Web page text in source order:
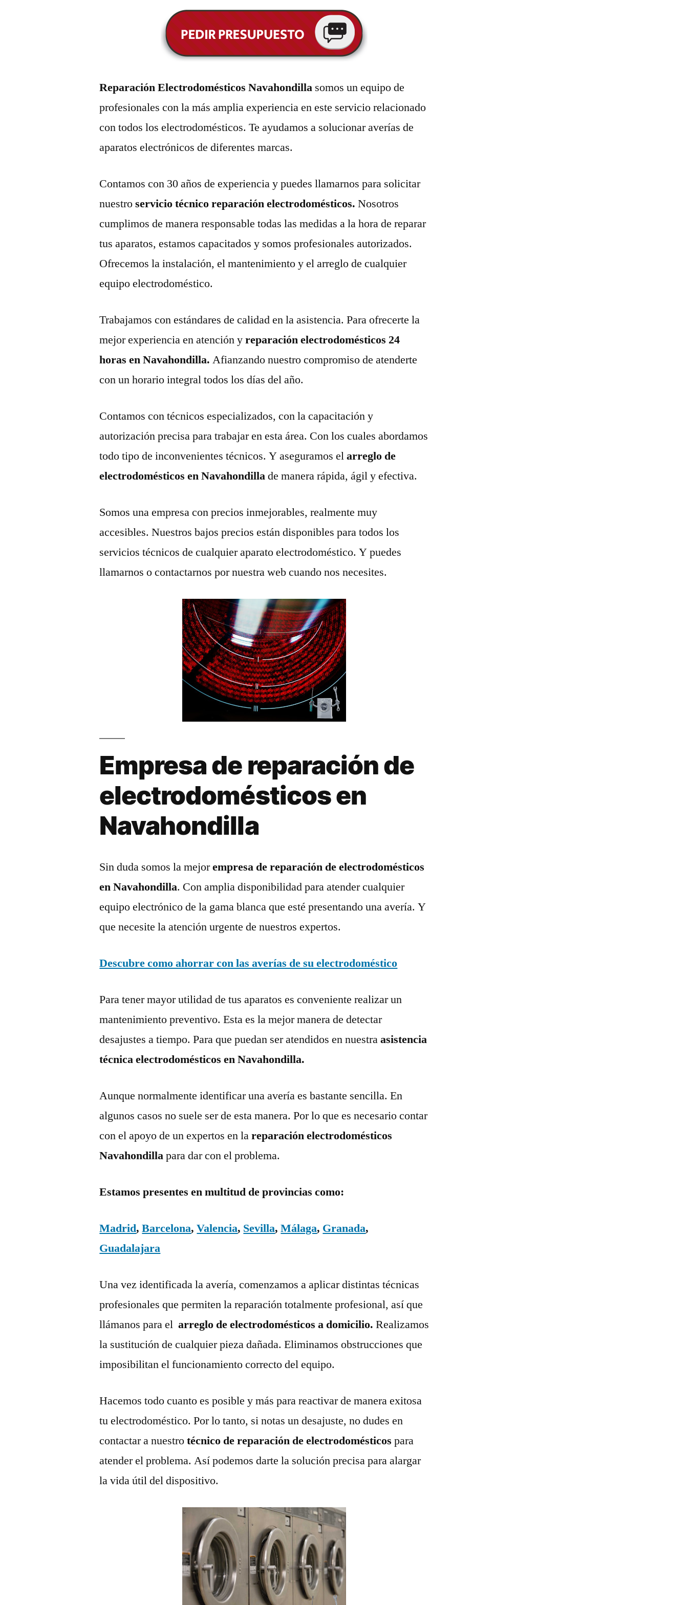
Reparación Electrodomésticos Navahondilla somos un equipo de
profesionales con la más amplia experiencia en este servicio relacionado
con todos los electrodomésticos. Te ayudamos a solucionar averías de
aparatos electrónicos de diferentes marcas.
Contamos con 30 años de experiencia y puedes llamarnos para solicitar
nuestroservicio técnico reparación electrodomésticos.Nosotros
cumplimos de manera responsable todas las medidas a la hora de reparar
tus aparatos, estamos capacitados y somos profesionales autorizados.
Ofrecemos la instalación, el mantenimiento y el arreglo de cualquier
equipo electrodoméstico.
Trabajamos con estándares de calidad en la asistencia. Para ofrecerte la
mejor experiencia en atención yreparación electrodomésticos 24
horas en Navahondilla.Afianzando nuestro compromiso de atenderte
con un horario integral todos los días del año.
Contamos con técnicos especializados, con la capacitación y
autorización precisa para trabajar en esta área. Con los cuales abordamos
todo tipo de inconvenientes técnicos. Y aseguramos elarreglo de
electrodomésticos en Navahondillade manera rápida, ágil y efectiva.
Somos una empresa con precios inmejorables, realmente muy
accesibles. Nuestros bajos precios están disponibles para todos los
servicios técnicos de cualquier aparato electrodoméstico. Y puedes
llamarnos o contactarnos por nuestra web cuando nos necesites.
Empresa de reparación de
electrodomésticos en
Navahondilla
Sin duda somos la mejorempresa de reparación de electrodomésticos
en Navahondilla. Con amplia disponibilidad para atender cualquier
equipo electrónico de la gama blanca que esté presentando una avería. Y
que necesite la atención urgente de nuestros expertos.
Descubre como ahorrar con las averías de su electrodoméstico
Para tener mayor utilidad de tus aparatos es conveniente realizar un
mantenimiento preventivo. Esta es la mejor manera de detectar
desajustes a tiempo. Para que puedan ser atendidos en nuestraasistencia
técnica electrodomésticos en Navahondilla.
Aunque normalmente identificar una avería es bastante sencilla. En
algunos casos no suele ser de esta manera. Por lo que es necesario contar
con el apoyo de un expertos en lareparación electrodomésticos
Navahondillapara dar con el problema.
Estamos presentes en multitud de provincias como:
Madrid,Barcelona,Valencia, Sevilla,Málaga, Granada,
Guadalajara
Una vez identificada la avería, comenzamos a aplicar distintas técnicas
profesionales que permiten la reparación totalmente profesional, así que
llámanos para el arreglo de electrodomésticos a domicilio.Realizamos
la sustitución de cualquier pieza dañada. Eliminamos obstrucciones que
imposibilitan el funcionamiento correcto del equipo.
Hacemos todo cuanto es posible y más para reactivar de manera exitosa
tu electrodoméstico. Por lo tanto, si notas un desajuste, no dudes en
contactar a nuestrotécnico de reparación de electrodomésticospara
atender el problema. Así podemos darte la solución precisa para alargar
la vida útil del dispositivo.